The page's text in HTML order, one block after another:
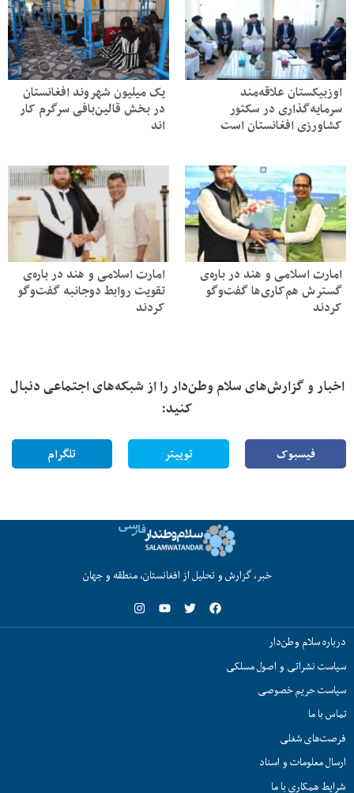
اوزبیکستان علاقه‌مند
سرمایه‌گذاری در سکتور
کشاورزی افغانستان است
یک میلیون شهروند افغانستان
در بخش قالین‌بافی سرگرم کار
اند
امارت اسلامی و هند در باره‌ی
گسترش هم‌کاری‌ها گفت‌وگو
کردند
امارت اسلامی و هند در باره‌ی
تقویت روابط دوجانبه گفت‌وگو
کردند
اخبار و گزارش‌های سلام وطن‌دار را از شبکه‌های اجتماعی دنبال
کنید:
فیسبوک توییتر تلگرام
خبر، گزارش و تحلیل از افغانستان، منطقه و جهان
درباره سلام وطن‌دار
سیاست نشراتی و اصول مسلکی
سیاست حریم خصوصی
تماس با ما
فرصت‌های شغلی
ارسال معلومات و اسناد
شرایط همکاری با ما